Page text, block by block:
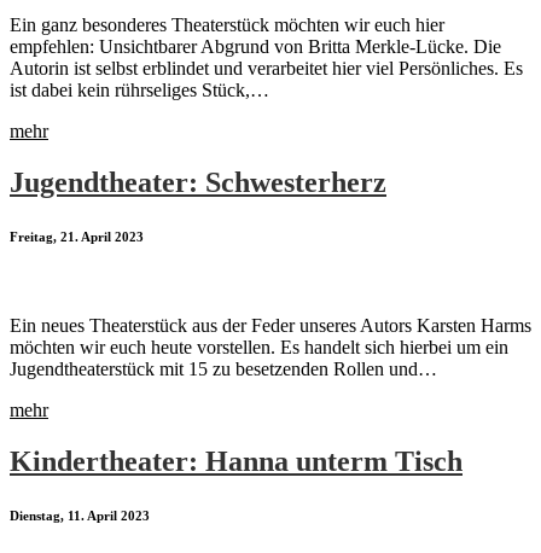
Ein ganz besonderes Theaterstück möchten wir euch hier
empfehlen: Unsichtbarer Abgrund von Britta Merkle-Lücke. Die
Autorin ist selbst erblindet und verarbeitet hier viel Persönliches. Es
ist dabei kein rührseliges Stück,…
mehr
Jugendtheater: Schwesterherz
Freitag, 21. April 2023
Ein neues Theaterstück aus der Feder unseres Autors Karsten Harms
möchten wir euch heute vorstellen. Es handelt sich hierbei um ein
Jugendtheaterstück mit 15 zu besetzenden Rollen und…
mehr
Kindertheater: Hanna unterm Tisch
Dienstag, 11. April 2023